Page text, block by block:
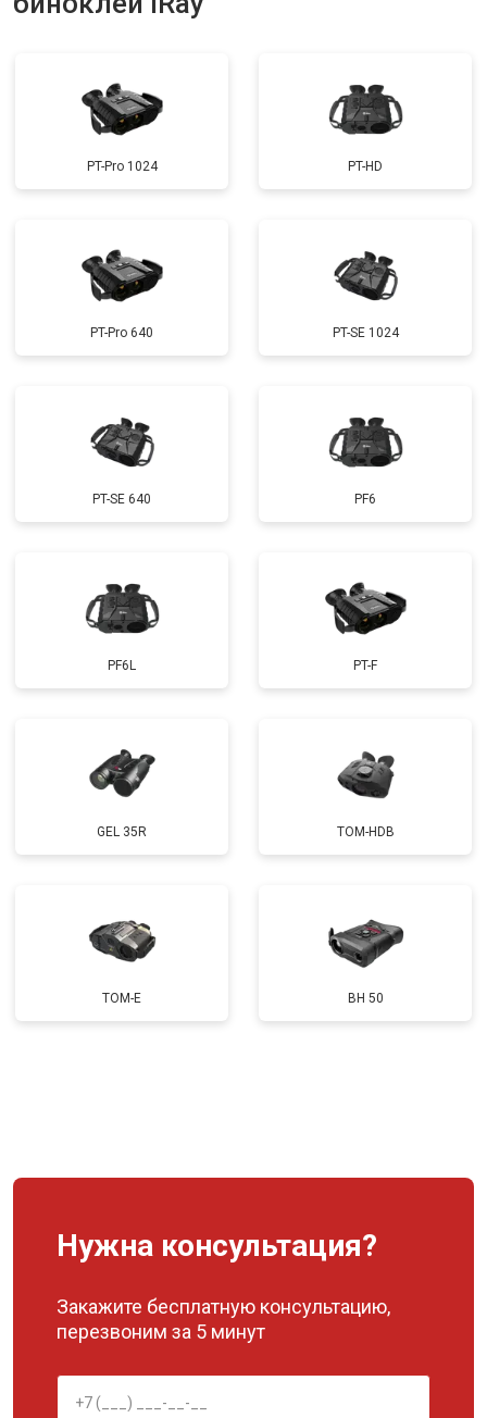
PT-Pro 1024 PT-HD
PT-Pro 640 PT-SE 1024
PT-SE 640 PF6
PF6L PT-F
GEL 35R TOM-HDB
TOM-E BH 50
Нужна консультация?
Закажите бесплатную консультацию,
перезвоним за 5 минут